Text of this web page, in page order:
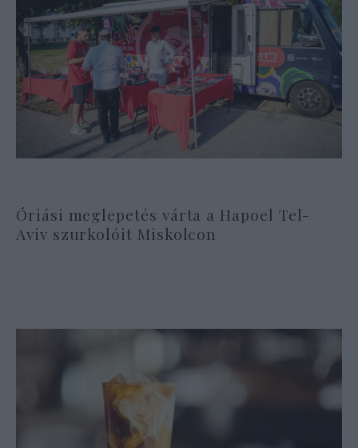
Óriási meglepetés várta a Hapoel Tel-
Aviv szurkolóit Miskolcon